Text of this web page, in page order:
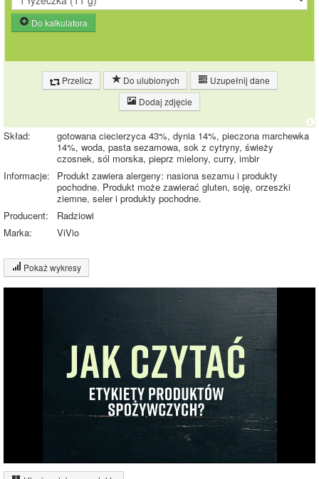
Do kalkulatora
Przelicz Do ulubionych
Uzupełnij dane
Dodaj zdjęcie
Skład:
gotowana ciecierzyca 43%, dynia 14%, pieczona marchewka
14%, woda, pasta sezamowa, sok z cytryny, świeży
czosnek, sól morska, pieprz mielony, curry, imbir
Informacje:
Produkt zawiera alergeny: nasiona sezamu i produkty
pochodne. Produkt może zawierać gluten, soję, orzeszki
ziemne, seler i produkty pochodne.
Producent:
Radziowi
Marka:
ViVio
Pokaż wykresy
Wykres składu produktu
Sól (1%)
Pozostałe (76%)